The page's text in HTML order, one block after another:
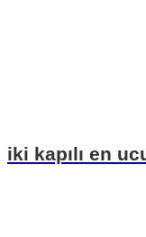
iki kapılı en